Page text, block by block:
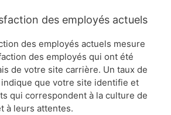
des employés actuels
des employés actuels mesure
des employés qui ont été
de votre site carrière. Un taux de
que votre site identifie et
qui correspondent à la culture de
à leurs attentes.